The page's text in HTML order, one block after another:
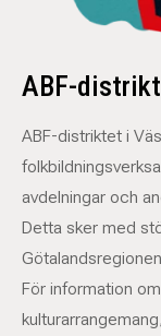
ABF-
ABF-distriktet i
avdelningar och
Detta sker med
För information